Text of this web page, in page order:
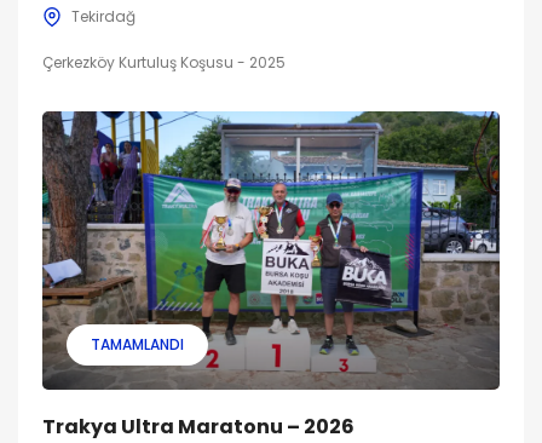
Tekirdağ
Çerkezköy Kurtuluş Koşusu - 2025
TAMAMLANDI
Trakya Ultra Maratonu – 2026